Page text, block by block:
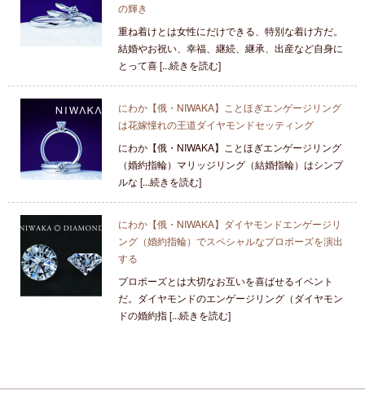
の輝き
重ね着けとは女性にだけできる、特別な着け方だ。
結婚やお祝い、幸福、継続、継承、出産など自身に
とって喜 [...続きを読む]
にわか【俄・NIWAKA】ことほぎエンゲージリング
は花嫁憧れの王道ダイヤモンドセッティング
にわか【俄・NIWAKA】ことほぎエンゲージリング
（婚約指輪）マリッジリング（結婚指輪）はシンプ
ルな [...続きを読む]
にわか【俄・NIWAKA】ダイヤモンドエンゲージリ
ング（婚約指輪）でスペシャルなプロポーズを演出
する
プロポーズとは大切なお互いを喜ばせるイベント
だ。ダイヤモンドのエンゲージリング（ダイヤモン
ドの婚約指 [...続きを読む]